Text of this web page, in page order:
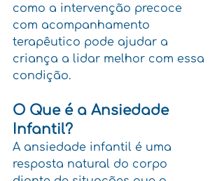
como a intervenção precoce
com acompanhamento
terapêutico pode ajudar a
criança a lidar melhor com essa
condição.
O Que é a Ansiedade
Infantil?
A ansiedade infantil é uma
resposta natural do corpo